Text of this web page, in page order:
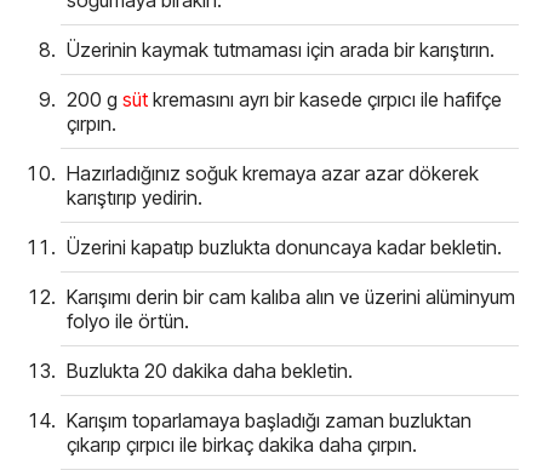
Üzerinin kaymak tutmaması için arada bir karıştırın.
200 g süt kremasını ayrı bir kasede çırpıcı ile hafifçe
çırpın.
Hazırladığınız soğuk kremaya azar azar dökerek
karıştırıp yedirin.
Üzerini kapatıp buzlukta donuncaya kadar bekletin.
Karışımı derin bir cam kalıba alın ve üzerini alüminyum
folyo ile örtün.
Buzlukta 20 dakika daha bekletin.
Karışım toparlamaya başladığı zaman buzluktan
çıkarıp çırpıcı ile birkaç dakika daha çırpın.